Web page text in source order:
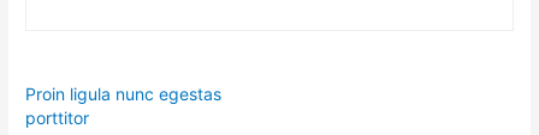
Proin ligula nunc egestas
porttitor